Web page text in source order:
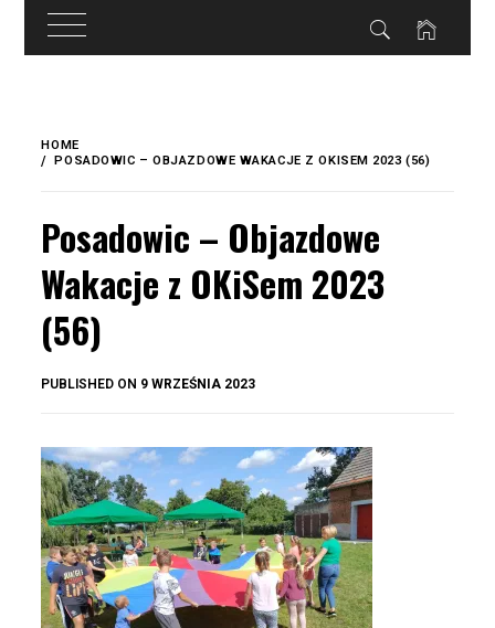
treści
content
HOME
POSADOWIC – OBJAZDOWE WAKACJE Z OKISEM 2023 (56)
Posadowic – Objazdowe
Wakacje z OKiSem 2023
(56)
PUBLISHED ON 9 WRZEŚNIA 2023